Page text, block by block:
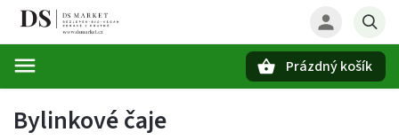
Prázdný košík
Bylinkové čaje